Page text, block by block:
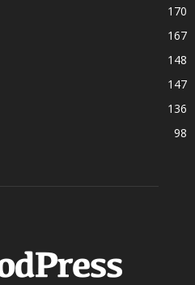
170
167
148
147
136
98